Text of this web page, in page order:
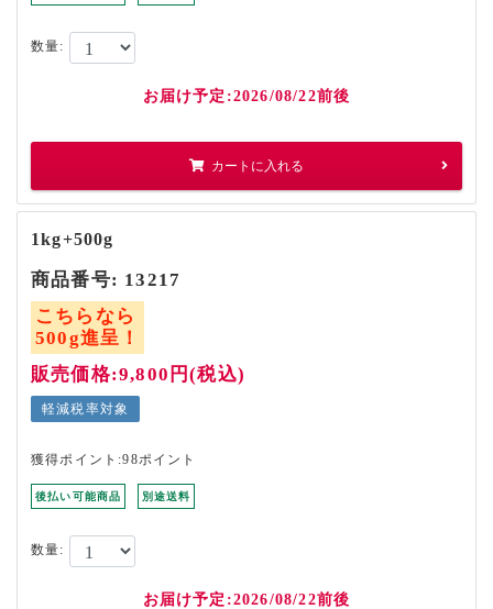
数量:
お届け予定:2026/08/22前後
カートに入れる
1kg+500g
商品番号: 13217
こちらなら
500g進呈！
販売価格:9,800円(税込)
軽減税率対象
獲得ポイント:98ポイント
後払い可能商品 別途送料
数量:
お届け予定:2026/08/22前後